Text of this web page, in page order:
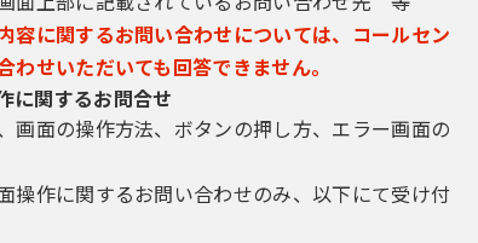
容に関するお問い合わせについては、コールセン
わせいただいても回答できません。
に関するお問合せ
画面の操作方法、ボタンの押し方、エラー画面の
操作に関するお問い合わせのみ、以下にて受け付